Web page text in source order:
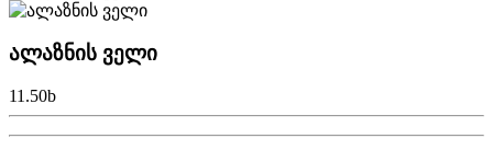
ალაზნის ველი
11.50b